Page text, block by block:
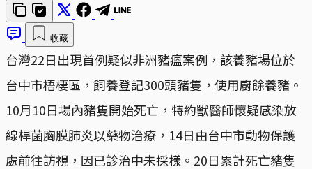
收藏
台灣22日出現首例疑似非洲豬瘟案例，該養豬場位於
台中市梧棲區，飼養登記300頭豬隻，使用廚餘養豬。
10月10日場內豬隻開始死亡，特約獸醫師懷疑感染放
線桿菌胸膜肺炎以藥物治療，14日由台中市動物保護
處前往訪視，因已診治中未採樣。20日累計死亡豬隻